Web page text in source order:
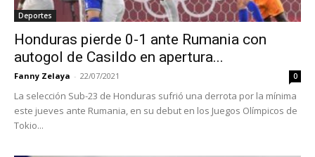
Deportes
Honduras pierde 0-1 ante Rumania con
autogol de Casildo en apertura...
Fanny Zelaya - 22/07/2021 0
La selección Sub-23 de Honduras sufrió una derrota por la mínima
este jueves ante Rumania, en su debut en los Juegos Olímpicos de
Tokio...